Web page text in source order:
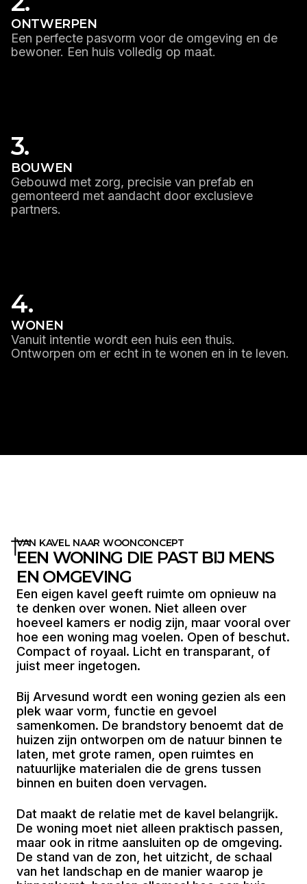
ONTWERPEN
Een perfecte pasvorm voor de omgeving en de
bewoner. Een huis volledig op maat.
3.
BOUWEN
Gebouwd met zorg, precisie van prefab en
gemonteerd met aandacht door exclusieve
partners.
4.
WONEN
Vanuit intentie wordt een huis een thuis.
Ontworpen om er echt in te wonen en in te leven.
VAN KAVEL NAAR WOONCONCEPT
EEN WONING DIE PAST BIJ MENS
EN OMGEVING
Een eigen kavel geeft ruimte om opnieuw na
te denken over wonen. Niet alleen over
hoeveel kamers er nodig zijn, maar vooral over
hoe een woning mag voelen. Open of beschut.
Compact of royaal. Licht en transparant, of
juist meer ingetogen.
Bij Arvesund wordt een woning gezien als een
plek waar vorm, functie en gevoel
samenkomen. De brandstory benoemt dat de
huizen zijn ontworpen om de natuur binnen te
laten, met grote ramen, open ruimtes en
natuurlijke materialen die de grens tussen
binnen en buiten doen vervagen.
Dat maakt de relatie met de kavel belangrijk.
De woning moet niet alleen praktisch passen,
maar ook in ritme aansluiten op de omgeving.
De stand van de zon, het uitzicht, de schaal
van het landschap en de manier waarop je